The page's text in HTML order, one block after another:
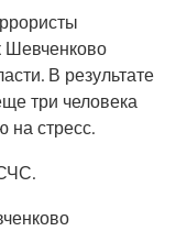
Шевченково
В результате
три человека
на стресс.